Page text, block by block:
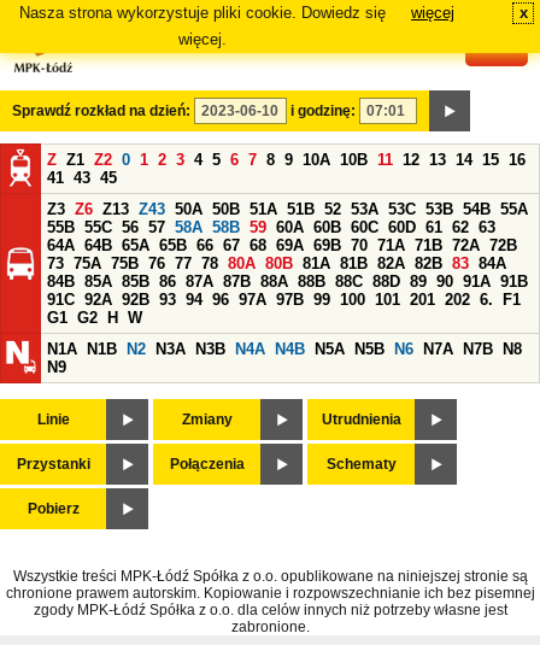
Nasza strona wykorzystuje pliki cookie. Dowiedz się
więcej.
więcej x
Sprawdź rozkład na dzień: i godzinę:
Z Z1 Z2 0 1 2 3 4 5 6 7 8 9 10A 10B 11 12 13 14 15 16
41 43 45
Z3 Z6 Z13 Z43 50A 50B 51A 51B 52 53A 53C 53B 54B 55A
55B 55C 56 57 58A 58B 59 60A 60B 60C 60D 61 62 63
64A 64B 65A 65B 66 67 68 69A 69B 70 71A 71B 72A 72B
73 75A 75B 76 77 78 80A 80B 81A 81B 82A 82B 83 84A
84B 85A 85B 86 87A 87B 88A 88B 88C 88D 89 90 91A 91B
91C 92A 92B 93 94 96 97A 97B 99 100 101 201 202 6.
F1
G1 G2 H
W
N1A
N1B N2 N3A N3B N4A N4B N5A N5B N6 N7A N7B
N8
N9
Linie Zmiany Utrudnienia
Przystanki Połączenia Schematy
Pobierz
Wszystkie treści MPK-Łódź Spółka z o.o. opublikowane na niniejszej stronie są
chronione prawem autorskim. Kopiowanie i rozpowszechnianie ich bez pisemnej
zgody MPK-Łódź Spółka z o.o. dla celów innych niż potrzeby własne jest
zabronione.